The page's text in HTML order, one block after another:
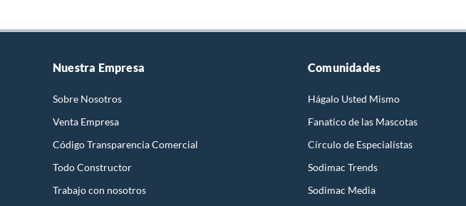
Nuestra Empresa
Sobre Nosotros
Venta Empresa
Código Transparencia Comercial
Todo Constructor
Trabajo con nosotros
Comunidades
Hágalo Usted Mismo
Fanatico de las Mascotas
Círculo de Especialístas
Sodimac Trends
Sodimac Media